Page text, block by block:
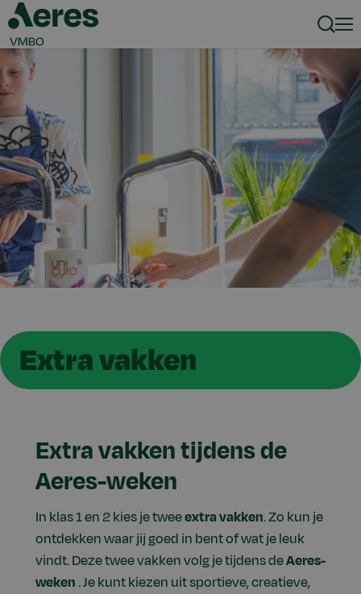
Extra vakken
Extra vakken tijdens de
Aeres-weken
In klas 1 en 2 kies je tweeextra vakken. Zo kun je
ontdekken waar jij goed in bent of wat je leuk
vindt. Deze twee vakken volg je tijdens deAeres-
weken. Je kunt kiezen uit sportieve, creatieve,